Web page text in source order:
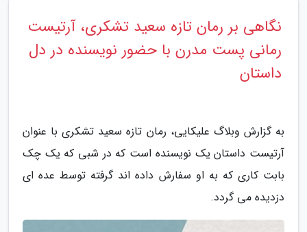
نگاهی بر رمان تازه سعید تشکری، آرتیست
رمانی پست مدرن با حضور نویسنده در دل
داستان
به گزارش وبلاگ علیکایی، رمان تازه سعید تشکری با عنوان
آرتیست داستان یک نویسنده است که در شبی که یک چک
بابت کاری که به او سفارش داده اند گرفته توسط عده ای
دزدیده می گردد.